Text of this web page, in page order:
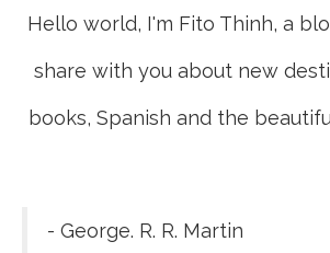
Hello world, I'm Fito Thinh, a
share with you about new
books, Spanish and the
- George. R. R. Martin